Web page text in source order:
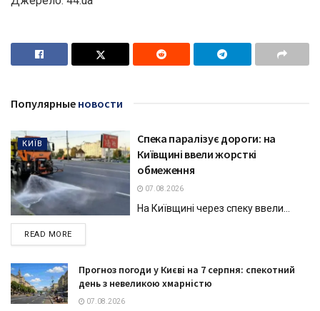
Популярные новости
КИЇВ
Спека паралізує дороги: на
Київщині ввели жорсткі
обмеження
07.08.2026
На Київщині через спеку ввели...
READ MOREDETAILS
Прогноз погоди у Києві на 7 серпня: спекотний
день з невеликою хмарністю
07.08.2026